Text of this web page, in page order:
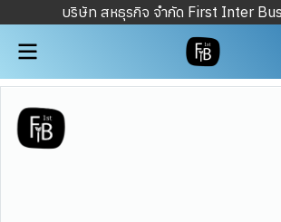
บริษัท สหธุรกิจ จำกัด First Inter